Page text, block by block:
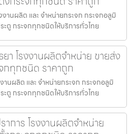
งานผลิต และ จำหน่ายกระจก กระจกอลูมิ
ะตู กระจกทุกชนิดให้บริการทั่วไทย
า โรงงานผลิตจำหน่าย ขายส่ง
กทุกชนิด ราคาถูก
านผลิต และ จำหน่ายกระจก กระจกอลูมิ
ะตู กระจกทุกชนิดให้บริการทั่วไทย
การ โรงงานผลิตจำหน่าย